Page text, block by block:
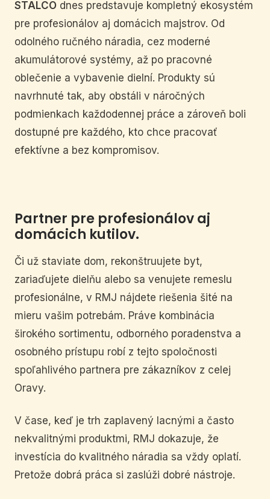
STALCO dnes predstavuje kompletný ekosystém
pre profesionálov aj domácich majstrov. Od
odolného ručného náradia, cez moderné
akumulátorové systémy, až po pracovné
oblečenie a vybavenie dielní. Produkty sú
navrhnuté tak, aby obstáli v náročných
podmienkach každodennej práce a zároveň boli
dostupné pre každého, kto chce pracovať
efektívne a bez kompromisov.
Partner pre profesionálov aj
domácich kutilov.
Či už staviate dom, rekonštruujete byt,
zariaďujete dielňu alebo sa venujete remeslu
profesionálne, v RMJ nájdete riešenia šité na
mieru vašim potrebám. Práve kombinácia
širokého sortimentu, odborného poradenstva a
osobného prístupu robí z tejto spoločnosti
spoľahlivého partnera pre zákazníkov z celej
Oravy.
V čase, keď je trh zaplavený lacnými a často
nekvalitnými produktmi, RMJ dokazuje, že
investícia do kvalitného náradia sa vždy oplatí.
Pretože dobrá práca si zaslúži dobré nástroje.